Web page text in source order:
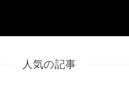
人気の記事